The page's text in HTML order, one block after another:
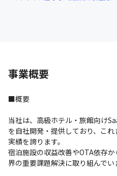
事業概要
■概要
当社は、高級ホテル・旅館向け
を自社開発・提供しており、こ
実績を誇ります。
宿泊施設の収益改善やOTA依存
界の重要課題解決に取り組んでい